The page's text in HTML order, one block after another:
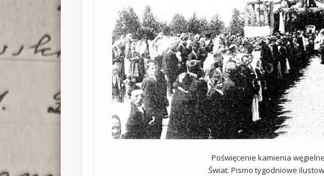
Poświęcenie kamienia
Świat. Pismo tygodniowe